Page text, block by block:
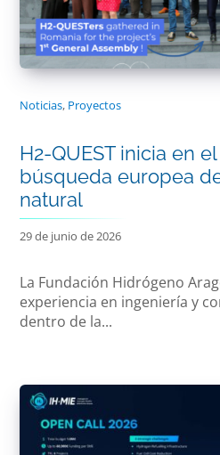
Noticias, Proyectos
H2-QUEST inicia en
búsqueda europea
natural
29 de junio de 2026
La Fundación Hidrógeno
experiencia en ingeniería y
dentro de la...